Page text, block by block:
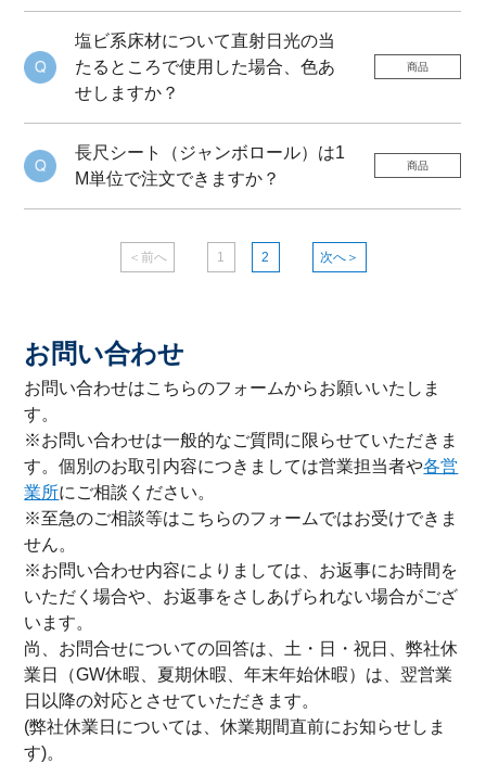
塩ビ系床材について直射日光の当
たるところで使用した場合、色あ
せしますか？
商品
長尺シート（ジャンボロール）は1
M単位で注文できますか？
商品
＜前へ 1 2 次へ＞
お問い合わせ
お問い合わせはこちらのフォームからお願いいたしま
す。
※お問い合わせは一般的なご質問に限らせていただきま
す。個別のお取引内容につきましては営業担当者や各営
業所にご相談ください。
※至急のご相談等はこちらのフォームではお受けできま
せん。
※お問い合わせ内容によりましては、お返事にお時間を
いただく場合や、お返事をさしあげられない場合がござ
います。
尚、お問合せについての回答は、土・日・祝日、弊社休
業日（GW休暇、夏期休暇、年末年始休暇）は、翌営業
日以降の対応とさせていただきます。
(弊社休業日については、休業期間直前にお知らせしま
す)。